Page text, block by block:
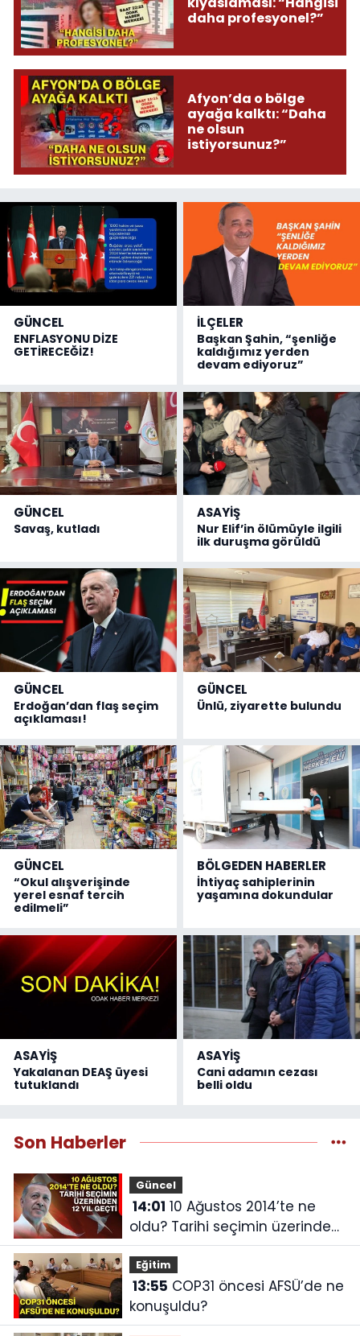
daha profesyonel?”
Afyon’da o bölge
ayağa kalktı: “Daha
ne olsun
istiyorsunuz?”
GÜNCEL
ENFLASYONU DİZE
GETİRECEĞİZ!
İLÇELER
Başkan Şahin, “şenliğe
kaldığımız yerden
devam ediyoruz”
GÜNCEL
Savaş, kutladı
ASAYİŞ
Nur Elif’in ölümüyle ilgili
ilk duruşma görüldü
GÜNCEL
Erdoğan’dan flaş seçim
açıklaması!
GÜNCEL
Ünlü, ziyarette bulundu
GÜNCEL
“Okul alışverişinde
yerel esnaf tercih
edilmeli”
BÖLGEDEN HABERLER
İhtiyaç sahiplerinin
yaşamına dokundular
ASAYİŞ
Yakalanan DEAŞ üyesi
tutuklandı
ASAYİŞ
Cani adamın cezası
belli oldu
Son Haberler
Güncel
14:01
oldu? Tarihi seçimin üzerinden
12 yıl geçti
Eğitim
13:55
konuşuldu?